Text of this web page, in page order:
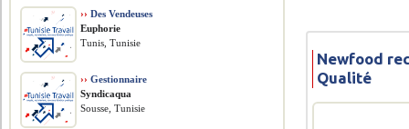
Newfood
Qualité
›› Des Vendeuses
Euphorie
Tunis, Tunisie
›› Gestionnaire
Syndicaqua
Sousse, Tunisie